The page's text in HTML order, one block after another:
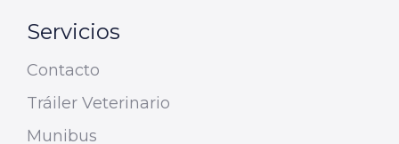
Servicios
Contacto
Tráiler Veterinario
Munibus